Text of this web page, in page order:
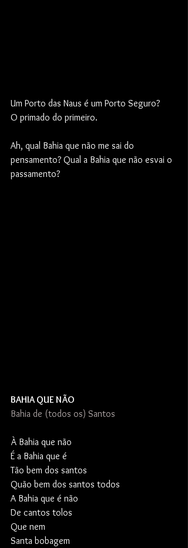
Um Porto das Naus é um Porto Seguro?
O primado do primeiro.
Ah, qual Bahia que não me sai do
pensamento? Qual a Bahia que não esvai o
passamento?
BAHIA QUE NÃO
Bahia de (todos os) Santos
À Bahia que não
É a Bahia que é
Tão bem dos santos
Quão bem dos santos todos
A Bahia que é não
De cantos tolos
Que nem
Santa bobagem